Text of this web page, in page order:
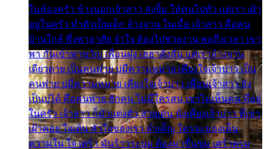
ในห้องครัว ข้างนอกเจ้าสาว ส่งยิ้ม ให้คนไปทั่ว แต่เรา เฝ้า
อยู่ในครัว ทำตัวเป็นเด็ก ล้างจาน ในเมื่อ เจ้าสาว คือคน
บ้านใกล้ พึ่งพาอาศัย จำใจ ต้องไปช่วยงาน พอถึงเวลา เขา
พา กันเข้าพาขวัญ เพื่อนฝูง เฮฮาดังลั่น แต่เราล้างจาน
เดียวดาย เป็นคนพ่าย บ่มีความหมาย เคียงใจเจ้าบ่าว เป็น
คนพ่าย บ่มีความหมาย เคียงใจเจ้าบ่าว เพื่อนเจ้าสาว ยัง
เป็นบ่ได้ คือคนพ่าย ฮักคน ไม่มีใครสน เขาไม่เห็นคน ที่อยู่
ในครัว เจ้าสาว ก็มัวแต่งตัว สวยเด่น นั่งเคียงเจ้าบ่าว ที่เขา
เฝ้าคอย ใจเต้น หัวใจของเรา ลำเค็ญ ใครจะมองเห็น
ความใน ใจ เศร้า มันร้าวระบม ต้องมาขื่นขม เศร้าตรม